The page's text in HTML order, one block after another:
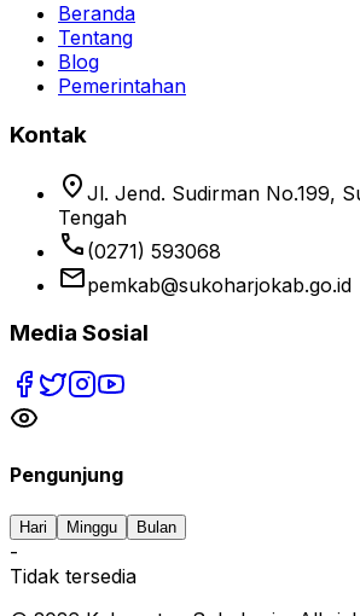
Beranda
Tentang
Blog
Pemerintahan
Kontak
location_on Jl. Jend. Sudirman No.199,
Tengah
phone (0271) 593068
emailpemkab@sukoharjokab.go.id
Media Sosial
Pengunjung
Hari Minggu Bulan
-
Tidak tersedia